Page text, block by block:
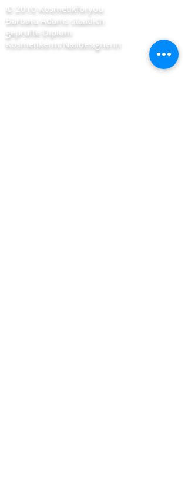
© 2010 Kosmetikforyou
Barbara Adams staatlich
geprüfte Diplom
Kosmetikerin/Naildesignerin